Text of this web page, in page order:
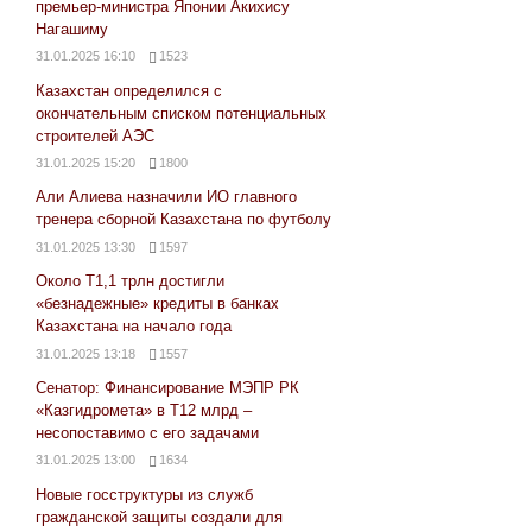
премьер-министра Японии Акихису
Нагашиму
31.01.2025 16:10 1523
Казахстан определился с
окончательным списком потенциальных
строителей АЭС
31.01.2025 15:20 1800
Али Алиева назначили ИО главного
тренера сборной Казахстана по футболу
31.01.2025 13:30 1597
Около Т1,1 трлн достигли
«безнадежные» кредиты в банках
Казахстана на начало года
31.01.2025 13:18 1557
Сенатор: Финансирование МЭПР РК
«Казгидромета» в Т12 млрд –
несопоставимо с его задачами
31.01.2025 13:00 1634
Новые госструктуры из служб
гражданской защиты создали для